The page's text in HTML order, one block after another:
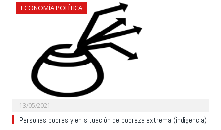
ECONOMÍA POLÍTICA
13/05/2021
Personas pobres y en situación de pobreza extrema (indigencia)